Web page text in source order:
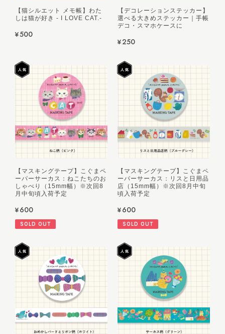
【猫シルエット メモ帳】わた
しは猫が好き - I LOVE CAT.-
¥500
【デコレーションステッカー】
選べる大きめステッカー｜手帳
デコ・スマホケースに
¥250
【マスキングテープ】こぐまペ
ーパーサーカス：ねこたちのお
しゃべり（15mm幅）※次回8
月中旬頃入荷予定
¥600
SOLD OUT
【マスキングテープ】こぐまペ
ーパーサーカス：リスと日用品
店（15mm幅）※次回8月中旬
頃入荷予定
¥600
SOLD OUT